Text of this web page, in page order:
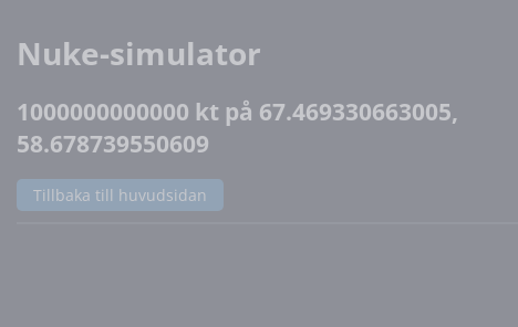
Nuke-simulator
1000000000000 kt på 67.469330663005,
58.678739550609
Tillbaka till huvudsidan